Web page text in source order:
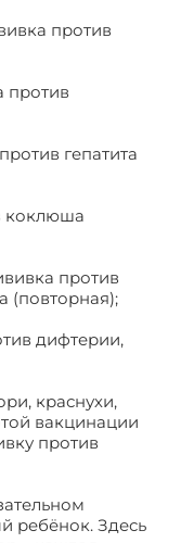
против
против
гепатита
коклюша
против
(повторная);
дифтерии,
краснухи,
вакцинации
против
ребёнок. Здесь